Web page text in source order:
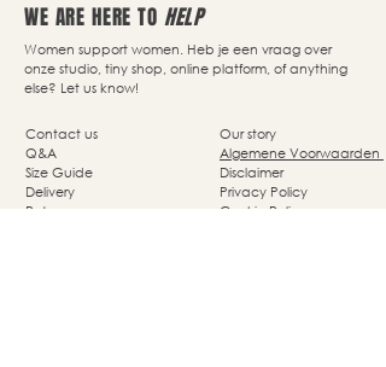
WE ARE HERE TO HELP
Women support women. Heb je een vraag over
onze studio, tiny shop, online platform, of anything
else? Let us know!
Our story
Algemene Voorwaarden
Disclaimer
Privacy Policy
Cookie Policy
Contact us
Q&A
Size Guide
Delivery
Returns